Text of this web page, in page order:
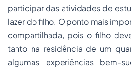
participar das atividades de
lazer do filho. O ponto mais
compartilhada, pois o filho
tanto na residência de um
algumas experiências bem-